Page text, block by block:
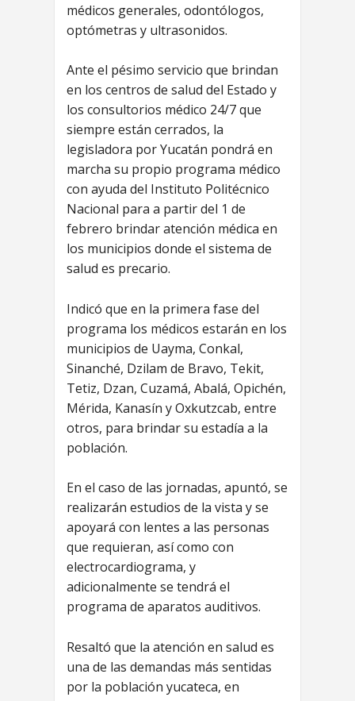
médicos generales, odontólogos,
optómetras y ultrasonidos.
Ante el pésimo servicio que brindan
en los centros de salud del Estado y
los consultorios médico 24/7 que
siempre están cerrados, la
legisladora por Yucatán pondrá en
marcha su propio programa médico
con ayuda del Instituto Politécnico
Nacional para a partir del 1 de
febrero brindar atención médica en
los municipios donde el sistema de
salud es precario.
Indicó que en la primera fase del
programa los médicos estarán en los
municipios de Uayma, Conkal,
Sinanché, Dzilam de Bravo, Tekit,
Tetiz, Dzan, Cuzamá, Abalá, Opichén,
Mérida, Kanasín y Oxkutzcab, entre
otros, para brindar su estadía a la
población.
En el caso de las jornadas, apuntó, se
realizarán estudios de la vista y se
apoyará con lentes a las personas
que requieran, así como con
electrocardiograma, y
adicionalmente se tendrá el
programa de aparatos auditivos.
Resaltó que la atención en salud es
una de las demandas más sentidas
por la población yucateca, en